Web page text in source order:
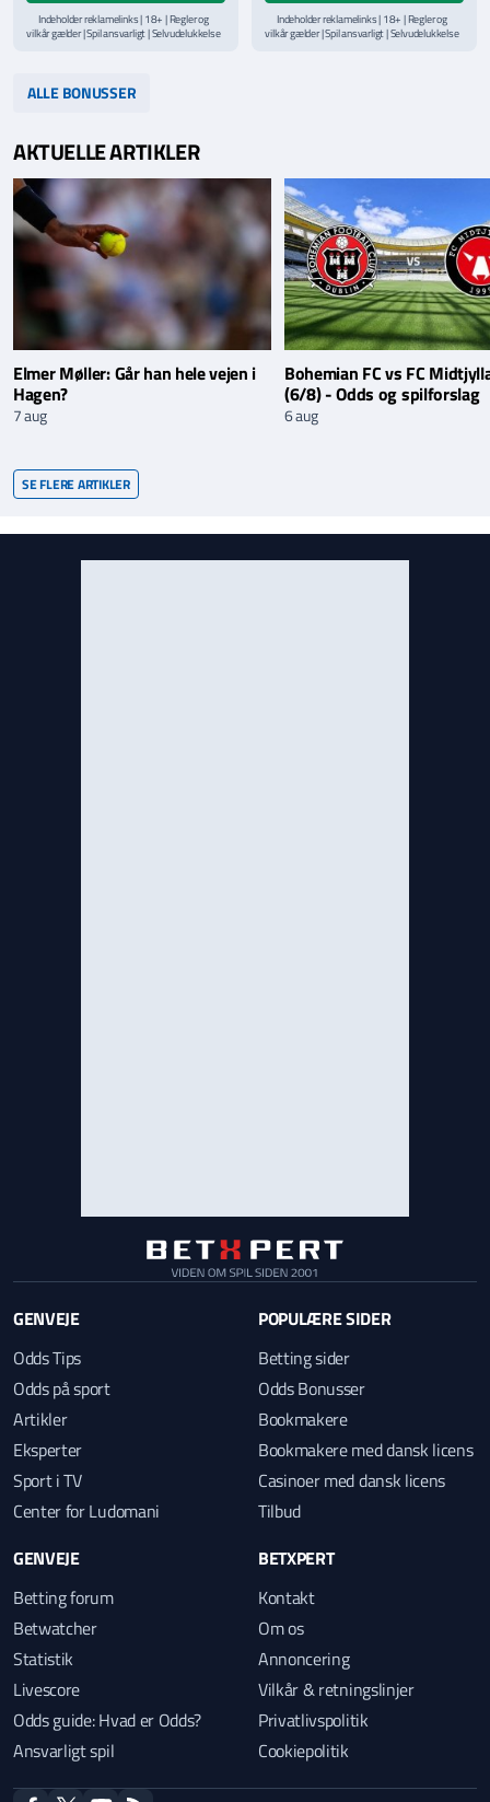
Indeholder reklamelinks | 18+ | Regler og
vilkår gælder | Spil ansvarligt | Selvudelukkelse
Indeholder reklamelinks | 18+ | Regler og
vilkår gælder | Spil ansvarligt | Selvudelukkelse
ALLE BONUSSER
AKTUELLE ARTIKLER
Elmer Møller: Går han hele vejen i
Hagen?
7 aug
Bohemian FC vs FC
(6/8) - Odds og spilforslag
6 aug
SE FLERE ARTIKLER
GENVEJE
Odds Tips
Odds på sport
Artikler
Eksperter
Sport i TV
Center for Ludomani
POPULÆRE SIDER
Betting sider
Odds Bonusser
Bookmakere
Bookmakere med dansk licens
Casinoer med dansk licens
Tilbud
GENVEJE
Betting forum
Betwatcher
Statistik
Livescore
Odds guide: Hvad er Odds?
Ansvarligt spil
BETXPERT
Kontakt
Om os
Annoncering
Vilkår & retningslinjer
Privatlivspolitik
Cookiepolitik